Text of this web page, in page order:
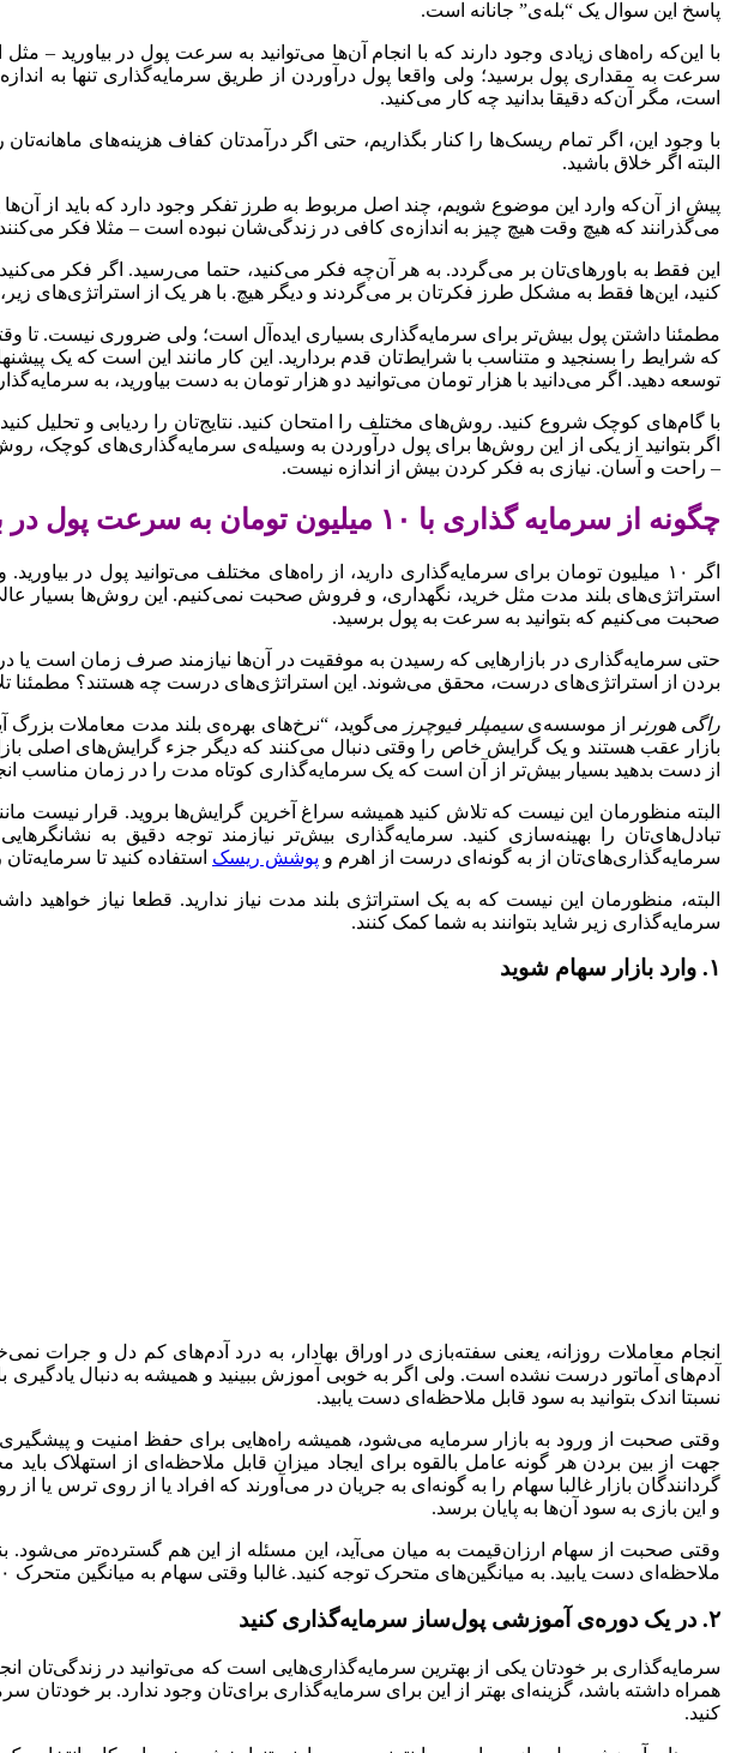
پاسخ این سوال یک “‌بله‌ی‌”‌ جانانه است.
با این‌که راه‌های زیادی وجود دارند که با انجام آن‌ها می‌توانید به سرعت پول در بیاورید –
است، مگر آن‌که دقیقا بدانید چه کار می‌کنید.
البته اگر خلاق باشید.
پیش از آن‌که وارد این موضوع شویم، چند اصل مربوط به طرز تفکر وجود دارد که باید از
می‌گذرانند که هیچ ‌وقت هیچ چیز به اندازه‌ی کافی در زندگی‌شان نبوده است – مثلا فکر
این فقط به باورهای‌تان بر می‌گردد. به هر آن‌چه فکر می‌کنید، حتما می‌رسید. اگر فکر
کنید، این‌ها فقط به مشکل طرز فکرتان بر می‌گردند و دیگر هیچ. با هر یک از استراتژی‌های
مطمئنا داشتن پول بیش‌تر برای سرمایه‌گذاری بسیاری ایده‌آل است؛ ولی ضروری نیست. تا وقتی
که شرایط را بسنجید و متناسب با شرایط‌تان قدم بردارید. این کار مانند این است که یک
توسعه دهید. اگر می‌دانید با هزار تومان می‌توانید دو هزار تومان به دست بیاورید، به
با گام‌های کوچک شروع کنید. روش‌های مختلف را امتحان کنید. نتایج‌تان را ردیابی و تحلیل
اگر بتوانید از یکی از این روش‌ها برای پول درآوردن به وسیله‌ی سرمایه‌گذاری‌های کوچک،
– راحت و آسان. نیازی به فکر کردن بیش از اندازه نیست.
چگونه از سرمایه گذاری با ۱۰ میلیون تومان به سرعت پول در بیاوریم
اگر ۱۰ میلیون تومان برای سرمایه‌گذاری دارید، از راه‌های مختلف می‌توانید پول در
صحبت می‌کنیم که بتوانید به سرعت به پول برسید.
حتی سرمایه‌گذاری در بازارهایی که رسیدن به موفقیت در آن‌ها نیازمند صرف زمان است یا
بردن از استراتژی‌های درست، محقق می‌شوند. این استراتژی‌های درست چه هستند؟ مطمئنا
راگی هورنر از موسسه‌یسیمپلر فیوچرز می‌گوید، “نرخ‌های بهره‌ی بلند مدت معاملات بزرگ
بازار عقب هستند و یک گرایش خاص را وقتی دنبال می‌کنند که دیگر جزء گرایش‌های اصلی
از دست بدهید بسیار بیش‌تر از آن است که یک سرمایه‌گذاری کوتاه مدت را در زمان مناسب
البته منظورمان این نیست که تلاش کنید همیشه سراغ آخرین گرایش‌ها بروید. قرار نیست
تبادل‌های‌تان را بهینه‌سازی کنید. سرمایه‌گذاری بیش‌تر نیازمند توجه دقیق به
سرمایه‌گذاری‌های‌تان از به گونه‌ای درست از اهرم و پوشش ریسک استفاده کنید تا
البته، منظورمان این نیست که به یک استراتژی بلند مدت نیاز ندارید. قطعا نیاز
سرمایه‌گذاری زیر شاید بتوانند به شما کمک کنند.
۱. وارد بازار سهام شوید
انجام معاملات روزانه، یعنی سفته‌بازی در اوراق بهادار، به درد آ‌دم‌های کم دل و جرات
آدم‌های آماتور درست نشده است. ولی اگر به خوبی آموزش ببینید و همیشه به دنبال
نسبتا اندک بتوانید به سود قابل ملاحظه‌ای دست یابید.
وقتی صحبت از ورود به بازار سرمایه می‌شود، همیشه راه‌هایی برای حفظ امنیت و
جهت از بین بردن هر گونه عامل بالقوه‌ برای ایجاد میزان قابل ملاحظه‌ای از استهلاک
گردانندگان بازار غالبا سهام را به گونه‌ای به جریان در می‌آورند که افراد یا از روی ترس
و این بازی به سود آن‌ها به پایان برسد.
وقتی صحبت از سهام ارزان‌قیمت به میان می‌آید، این مسئله از این هم گسترده‌تر می‌شود.
ملاحظه‌ای دست یابید. به میانگین‌های متحرک توجه کنید. غالبا وقتی سهام به میانگین متحرک ۲۰۰ روزه دست پیدا می‌کنند، احتمال ایجاد یک جهش بزرگ یا یک سقوط بد به طور بالقوه وجود خواهد داشت.
۲. در یک دوره‌ی آموزشی پول‌ساز سرمایه‌گذاری کنید
سرمایه‌گذاری بر خودتان یکی از بهترین سرمایه‌گذاری‌هایی است که می‌توانید در زندگی‌تان
همراه داشته باشد، گزینه‌ای بهتر از این برای‌ سرمایه‌گذاری برای‌تان وجود ندارد. بر
کنید.